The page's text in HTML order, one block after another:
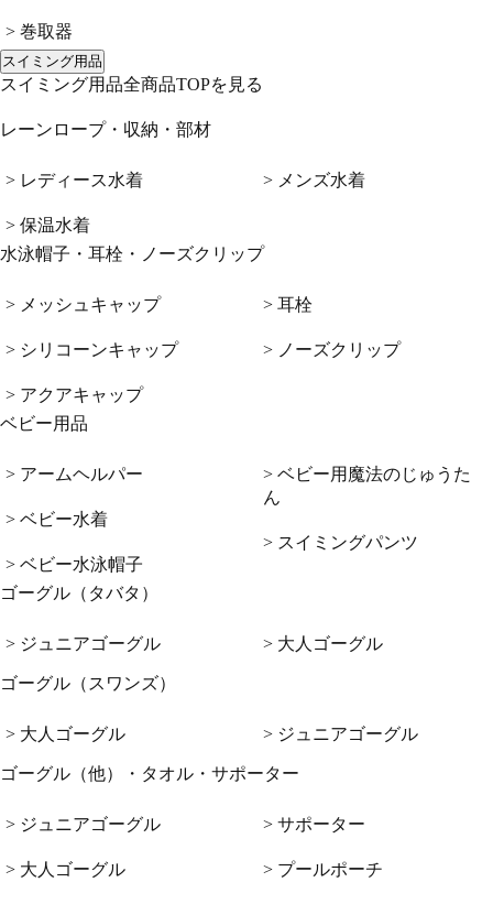
> 巻取器
スイミング用品
スイミング用品全商品TOPを見る
レーンロープ・収納・部材
> レディース水着
> 保温水着
> メンズ水着
水泳帽子・耳栓・ノーズクリップ
> メッシュキャップ
> シリコーンキャップ
> アクアキャップ
> 耳栓
> ノーズクリップ
ベビー用品
> アームヘルパー
> ベビー水着
> ベビー水泳帽子
> ベビー用魔法のじゅうた
ん
> スイミングパンツ
ゴーグル（タバタ）
> ジュニアゴーグル > 大人ゴーグル
ゴーグル（スワンズ）
> 大人ゴーグル > ジュニアゴーグル
ゴーグル（他）・タオル・サポーター
> ジュニアゴーグル
> 大人ゴーグル
> サポーター
> プールポーチ